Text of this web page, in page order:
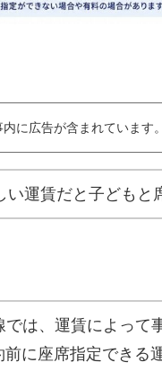
内に広告が含まれています。
い運賃だと子どもと
は、運賃によって
に座席指定できる